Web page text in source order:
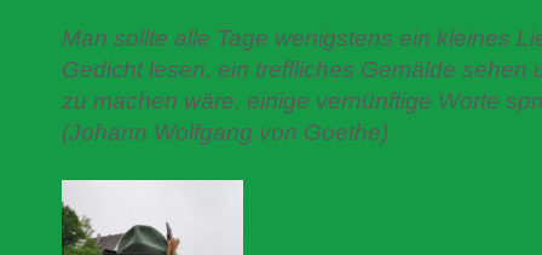
Man sollte alle Tage wenigstens ein kleines
Gedicht lesen, ein treffliches Gemälde sehen
zu machen wäre, einige vernünftige Worte
(Johann Wolfgang von Goethe)